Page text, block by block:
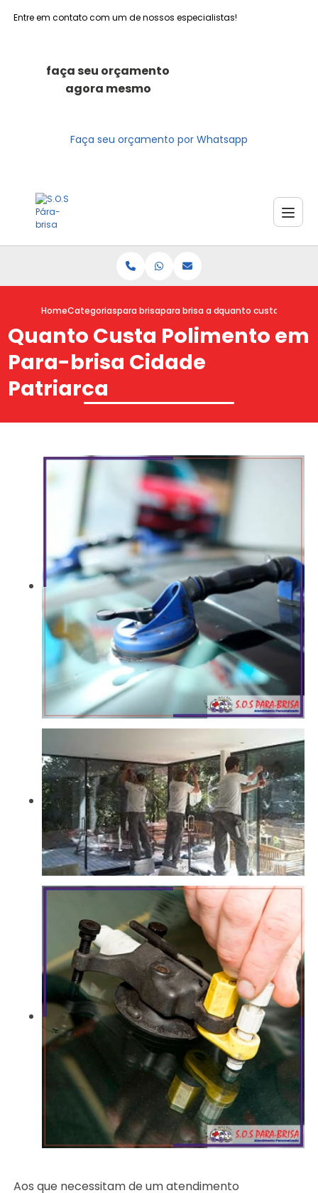
Entre em contato com um de nossos especialistas!
faça seu orçamento
agora mesmo
Faça seu orçamento por Whatsapp
HomeCategoriaspara brisapara brisa a domicilio
quanto custa
Quanto Custa Polimento em
Para-brisa Cidade
Patriarca
Aos que necessitam de um atendimento